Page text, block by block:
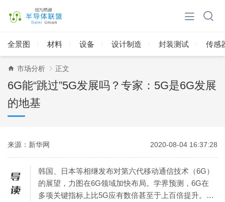
全景图 材料 设备 设计制造 封装测试 传感
市场分析 正文
6G能“跳过”5G发展吗？专家：5G是6G发展
的地基
来源：新华网 2020-08-04 16:37:28
韩国、日本等相继发布对第六代移动通信技术（6G）
的展望，力图在6G领域加快布局。学界预测，6G在
多项关键指标上比5G应有数倍甚至于上百倍提升。一